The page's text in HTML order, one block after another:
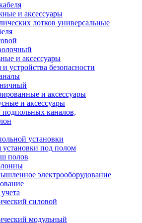
и аксессуары
лотков универсальные
и аксессуары
устройства безопасности
и аксессуары
и аксессуары
каналов,
установки
под полом
полов
электрооборудование
силовой
модульный